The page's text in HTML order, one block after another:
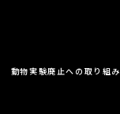
動物実験廃止への取り組み